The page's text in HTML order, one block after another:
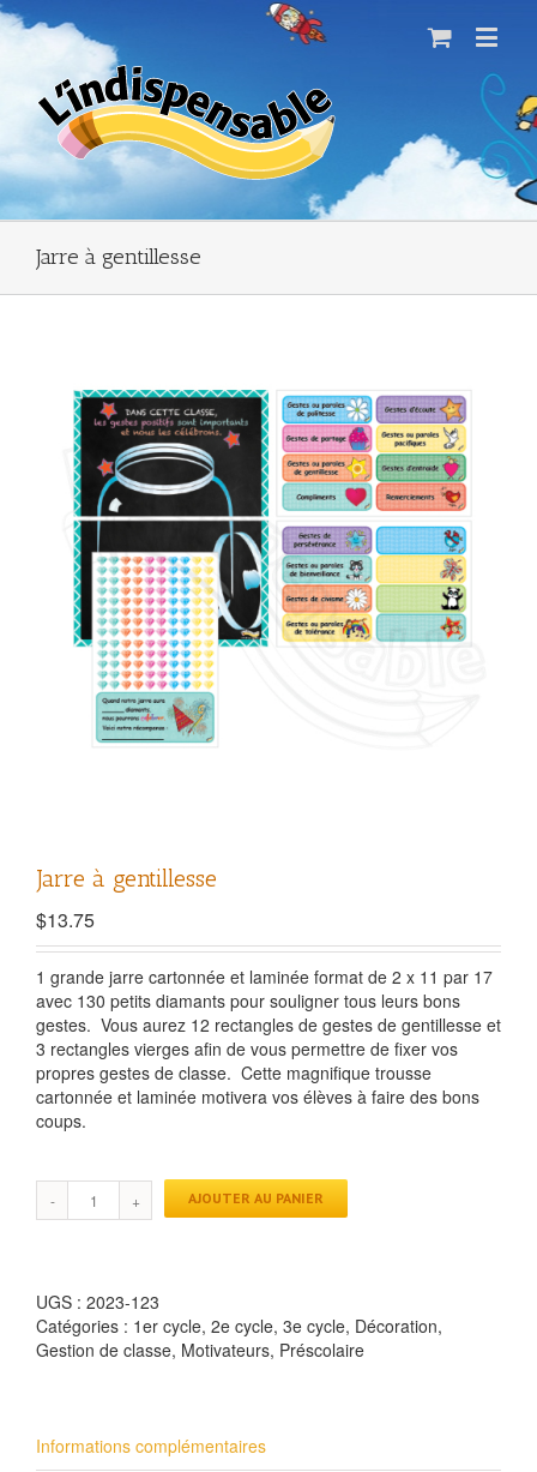
Jarre à gentillesse
Jarre à gentillesse
$13.75
1 grande jarre cartonnée et laminée format de 2 x 11 par 17
avec 130 petits diamants pour souligner tous leurs bons
gestes. Vous aurez 12 rectangles de gestes de gentillesse et
3 rectangles vierges afin de vous permettre de fixer vos
propres gestes de classe. Cette magnifique trousse
cartonnée et laminée motivera vos élèves à faire des bons
coups.
AJOUTER AU PANIER
UGS : 2023-123
Catégories : 1er cycle, 2e cycle, 3e cycle, Décoration,
Gestion de classe, Motivateurs, Préscolaire
Informations complémentaires